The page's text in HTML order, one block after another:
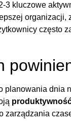
3 kluczowe
często
dnia
zarządzania